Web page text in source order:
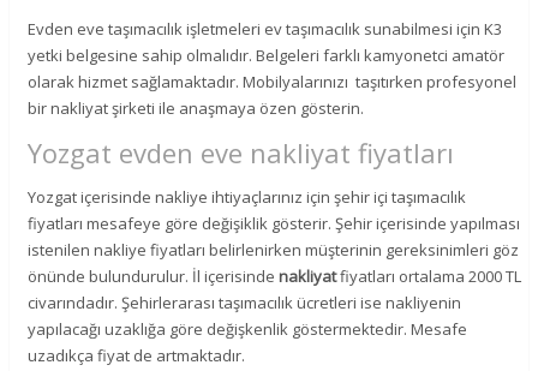
Evden eve taşımacılık işletmeleri ev taşımacılık sunabilmesi için K3
yetki belgesine sahip olmalıdır. Belgeleri farklı kamyonetci amatör
olarak hizmet sağlamaktadır. Mobilyalarınızı taşıtırken profesyonel
bir nakliyat şirketi ile anaşmaya özen gösterin.
Yozgat evden eve nakliyat fiyatları
Yozgat içerisinde nakliye ihtiyaçlarınız için şehir içi taşımacılık
fiyatları mesafeye göre değişiklik gösterir. Şehir içerisinde yapılması
istenilen nakliye fiyatları belirlenirken müşterinin gereksinimleri göz
önünde bulundurulur. İl içerisindenakliyatfiyatları ortalama 2000 TL
civarındadır. Şehirlerarası taşımacılık ücretleri ise nakliyenin
yapılacağı uzaklığa göre değişkenlik göstermektedir. Mesafe
uzadıkça fiyat de artmaktadır.